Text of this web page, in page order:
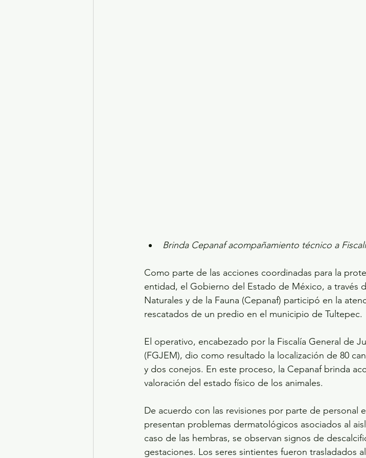
Brinda Cepanaf acompañamiento técnico a
Como parte de las acciones coordinadas para la
entidad, el Gobierno del Estado de México, a través
Naturales y de la Fauna (Cepanaf) participó en la
rescatados de un predio en el municipio de Tultepec.
El operativo, encabezado por la Fiscalía General de
(FGJEM), dio como resultado la localización de 80
y dos conejos. En este proceso, la Cepanaf brinda
valoración del estado físico de los animales.
De acuerdo con las revisiones por parte de personal
presentan problemas dermatológicos asociados al
caso de las hembras, se observan signos de
gestaciones. Los seres sintientes fueron trasladados